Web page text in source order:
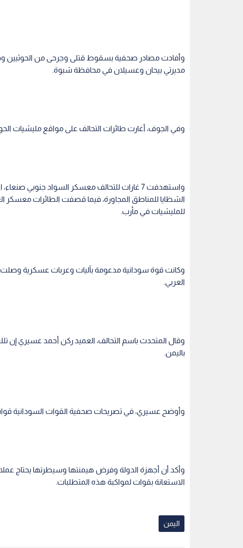
وأفادت مصادر صحفية بسقوط قتلى وجرحى من الحوثيين
مديرتي بيحان وعسيلان في محافظة شبوة.
وفي الجوف، أغارت طائرات التحالف على مواقع مليشيات
واستهدفت 7 غارات للتحالف معسكر السواد جنوبي
الشظايا للمناطق المجاورة، فيما قصفت الطائرات معسكر
للمليشيات في مأرب.
وكانت قوة سودانية مدعومة بآليات وعربات عسكرية
العربي.
وقال المتحدث باسم التحالف، العميد ركن أحمد عسيري إن
باليمن.
وأوضح عسيري، في تصريحات صحفية القوات السودانية
وأكد أن أجهزة الدولة وفرض هيمنتها وسيطرتها يحتاج
الاستعانة بقوات لمواكبة هذه المتطلبات.
اليمن